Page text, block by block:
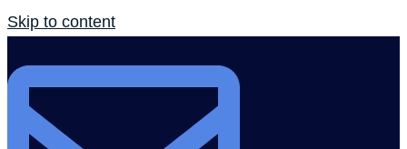
Skip to content